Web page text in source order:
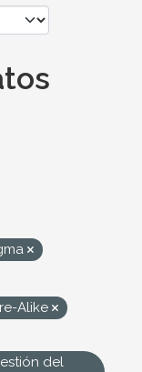
Alike
del